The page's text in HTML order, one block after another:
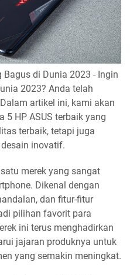
Bagus di Dunia 2023 - Ingin
2023? Anda telah
artikel ini, kami akan
5 HP ASUS terbaik yang
terbaik, tetapi juga
inovatif.
merek yang sangat
Dikenal dengan
dan fitur-fitur
pilihan favorit para
ini terus menghadirkan
jajaran produknya untuk
yang semakin meningkat.